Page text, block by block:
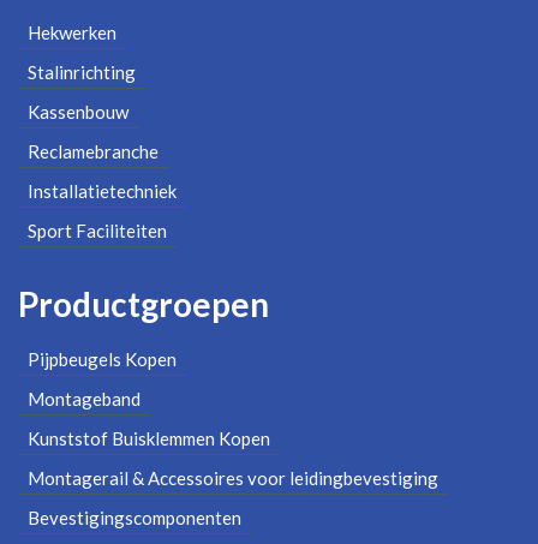
Hekwerken
Stalinrichting
Kassenbouw
Reclamebranche
Installatietechniek
Sport Faciliteiten
Productgroepen
Pijpbeugels Kopen
Montageband
Kunststof Buisklemmen Kopen
Montagerail & Accessoires voor leidingbevestiging
Bevestigingscomponenten